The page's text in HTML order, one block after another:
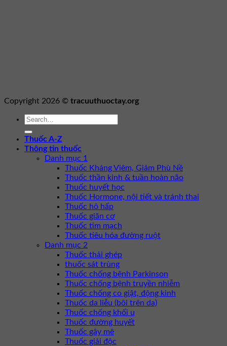
Copyright 2026 © tracuuthuoctay.org
Thuốc A-Z
Thông tin thuốc
Danh mục 1
Thuốc Kháng Viêm, Giảm Phù Nề
Thuốc thần kinh & tuần hoàn não
Thuốc huyết học
Thuốc Hormone, nội tiết và tránh thai
Thuốc hô hấp
Thuốc giãn cơ
Thuốc tim mạch
Thuốc tiêu hóa đường ruột
Danh mục 2
Thuốc thải ghép
thuốc sát trùng
Thuốc chống bệnh Parkinson
Thuốc chống bệnh truyền nhiễm
Thuốc chống co giật, động kinh
Thuốc da liễu (bôi trên da)
Thuốc chống khối u
Thuốc đường huyết
Thuốc gây mê
Thuốc giải độc